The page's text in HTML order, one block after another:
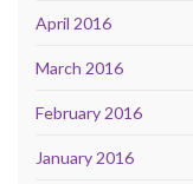
April 2016
March 2016
February 2016
January 2016